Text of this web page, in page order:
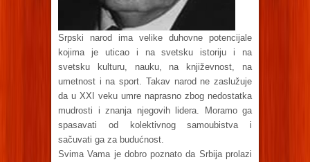
Srpski narod ima velike duhovne potencijale
kojima je uticao i na svetsku istoriju i na
svetsku kulturu, nauku, na književnost, na
umetnost i na sport. Takav narod ne zaslužuje
da u XXI veku umre naprasno zbog nedostatka
mudrosti i znanja njegovih lidera. Moramo ga
spasavati od kolektivnog samoubistva i
sačuvati ga za budućnost.
Svima Vama je dobro poznato da Srbija prolazi